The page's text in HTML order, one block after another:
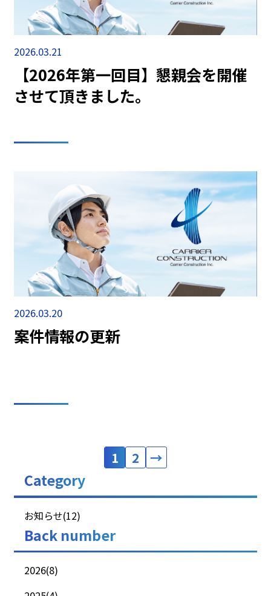
2026.03.21
【2026年第一回目】懇親会を開催
させて頂きました。
2026.03.20
案件情報の更新
1 2 →
Category
お知らせ(12)
Back number
2026(8)